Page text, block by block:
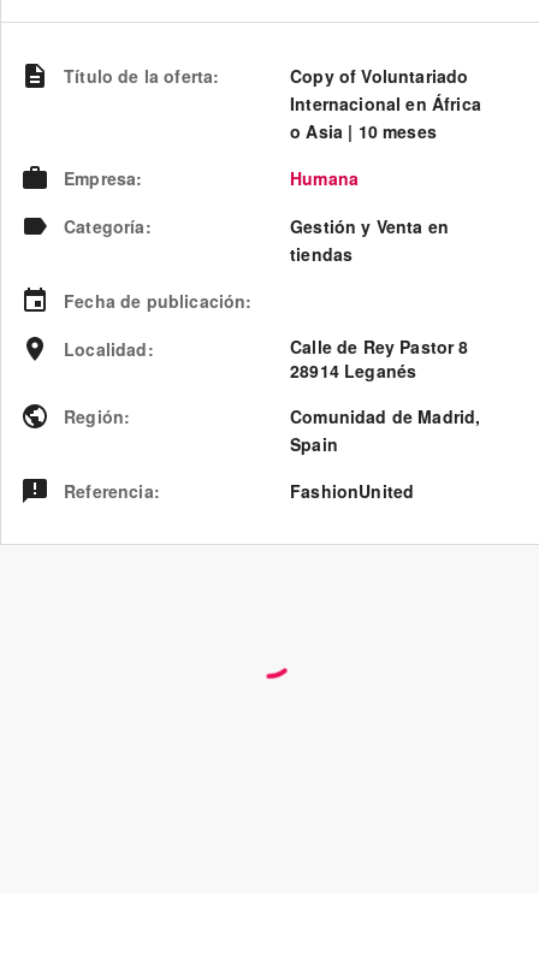
Título de la oferta:
Copy of Voluntariado
Internacional en África
o Asia | 10 meses
Empresa:
Humana
Categoría:
Gestión y Venta en
tiendas
Fecha de publicación:
Localidad:
Calle de Rey Pastor 8
28914 Leganés
Región: Comunidad de Madrid,
Spain
Referencia: FashionUnited